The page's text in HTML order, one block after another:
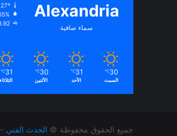
Alexandria
سماء صافية
27º - 27º
3.92 كيلومتر/
30
℃
السبت
31
℃
الأحد
30
℃
الأثنين
31
℃
الثلاثاء
جميع الحقوق محفوظة © الحدث الفني -